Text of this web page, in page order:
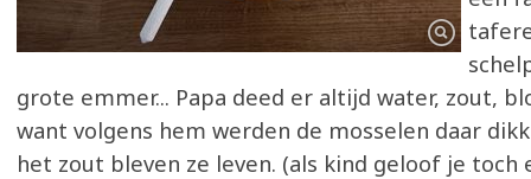
grote emmer... Papa deed er altijd water, zout,
want volgens hem werden de mosselen daar
het zout bleven ze leven. (als kind geloof je toch